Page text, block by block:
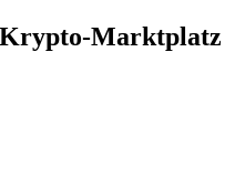
Marktplatz